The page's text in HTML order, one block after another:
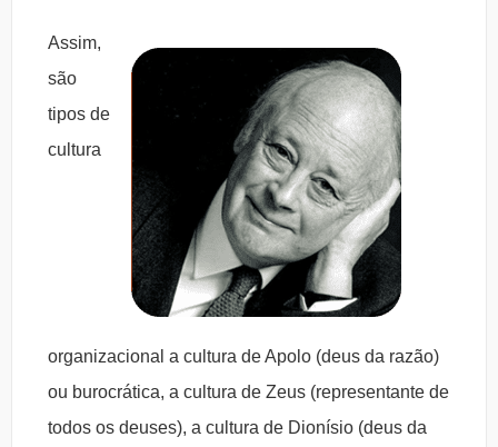
Assim,
são
tipos de
cultura
organizacional a cultura de Apolo (deus da razão)
ou burocrática, a cultura de Zeus (representante de
todos os deuses), a cultura de Dionísio (deus da